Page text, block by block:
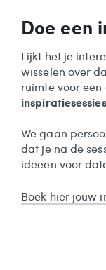
Doe een
Lijkt het je
wisselen over
ruimte voor
inspiratiesessies
We gaan
dat je na de
ideeën voor
Boek hier jouw